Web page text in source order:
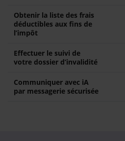
Obtenir la liste des frais
déductibles aux fins de
l’impôt
Effectuer le suivi de
votre dossier d’invalidité
Communiquer avec iA
par messagerie sécurisée